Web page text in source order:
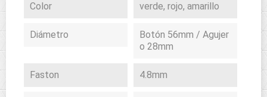
Color verde, rojo, amarillo
Diámetro
Botón 56mm / Agujer
o 28mm
Faston 4.8mm